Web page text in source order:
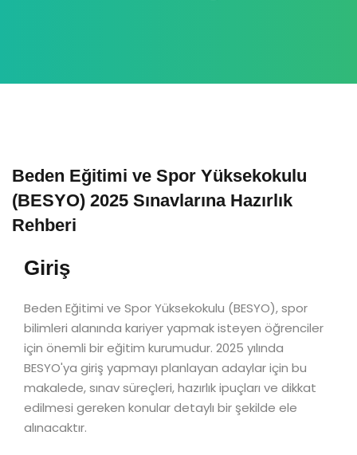
Beden Eğitimi ve Spor Yüksekokulu
(BESYO) 2025 Sınavlarına Hazırlık
Rehberi
Giriş
Beden Eğitimi ve Spor Yüksekokulu (BESYO), spor
bilimleri alanında kariyer yapmak isteyen öğrenciler
için önemli bir eğitim kurumudur. 2025 yılında
BESYO'ya giriş yapmayı planlayan adaylar için bu
makalede, sınav süreçleri, hazırlık ipuçları ve dikkat
edilmesi gereken konular detaylı bir şekilde ele
alınacaktır.